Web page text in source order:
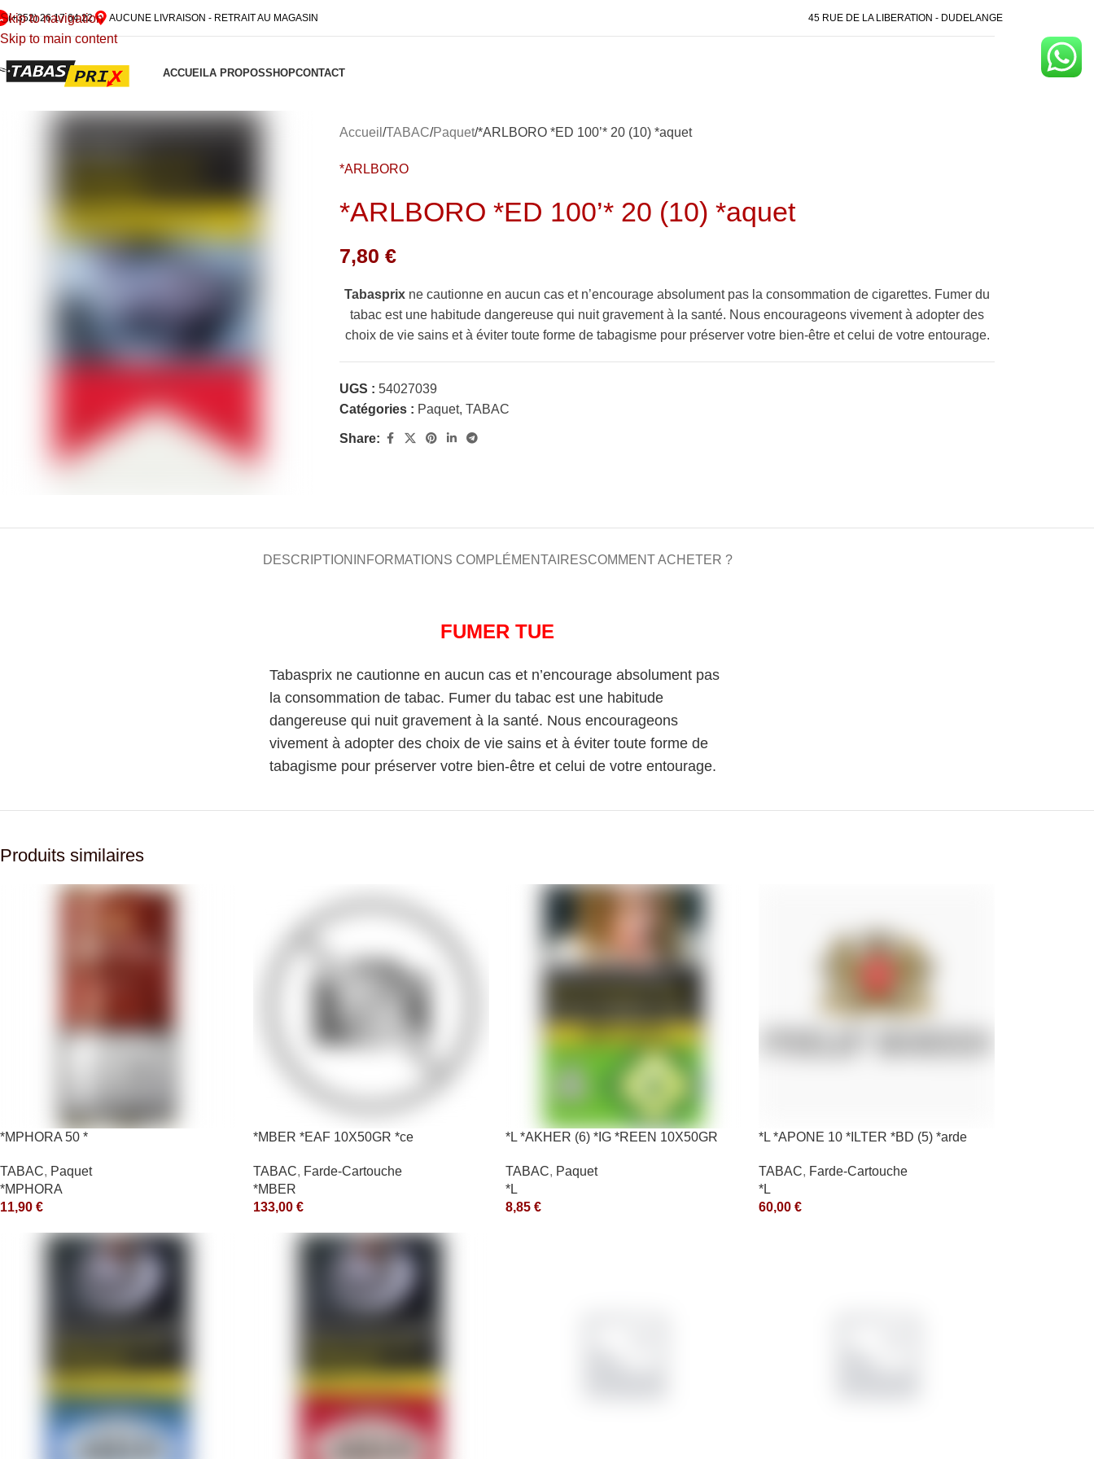
Skip to navigation
Skip to main content
(+352) 26 17 64 22 AUCUNE LIVRAISON - RETRAIT AU MAGASIN 45 RUE DE LA LIBERATION - DUDELANGE
ACCUEILA PROPOSSHOPCONTACT
Accueil TABAC Paquet *ARLBORO *ED 100’* 20 (10) *aquet
*ARLBORO
*ARLBORO *ED 100’* 20 (10) *aquet
7,80€
Tabasprix ne cautionne en aucun cas et n’encourage absolument pas la consommation de cigarettes. Fumer du
tabac est une habitude dangereuse qui nuit gravement à la santé. Nous encourageons vivement à adopter des
choix de vie sains et à éviter toute forme de tabagisme pour préserver votre bien-être et celui de votre entourage.
UGS :54027039
Catégories : Paquet, TABAC
Share:
DESCRIPTION INFORMATIONS COMPLÉMENTAIRESCOMMENT ACHETER ?
FUMER TUE
Tabasprix ne cautionne en aucun cas et n’encourage absolument pas
la consommation de tabac. Fumer du tabac est une habitude
dangereuse qui nuit gravement à la santé. Nous encourageons
vivement à adopter des choix de vie sains et à éviter toute forme de
tabagisme pour préserver votre bien-être et celui de votre entourage.
Produits similaires
*MPHORA 50 *
TABAC, Paquet
*MPHORA
11,90 €
*MBER *EAF 10X50GR *ce
TABAC, Farde-Cartouche
*MBER
133,00 €
*L *AKHER (6) *IG *REEN 10X50GR
TABAC, Paquet
*L
8,85 €
*L *APONE 10 *ILTER *BD (5) *arde
TABAC, Farde-Cartouche
*L
60,00 €